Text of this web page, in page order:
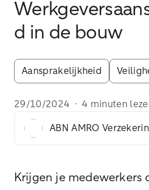
d in de bouw
Aansprakelijkheid
29/10/2024 · 4 minuten
ABN AMRO
Krijgen je medewerkers